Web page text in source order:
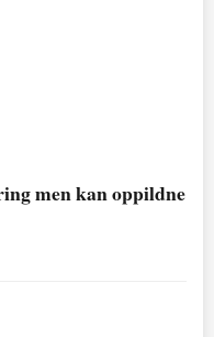
men kan oppildne